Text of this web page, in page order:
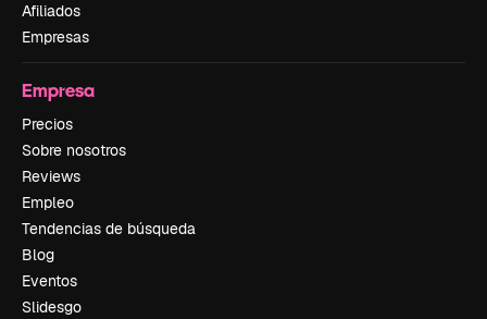
Afiliados
Empresas
Empresa
Precios
Sobre nosotros
Reviews
Empleo
Tendencias de búsqueda
Blog
Eventos
Slidesgo